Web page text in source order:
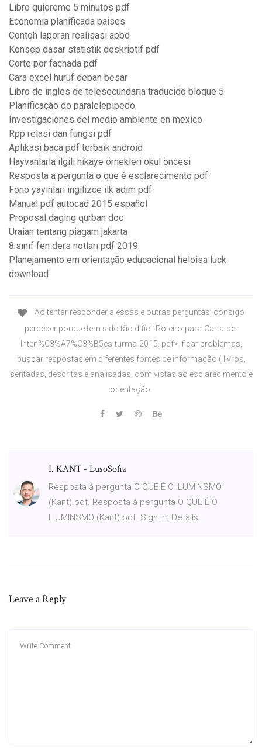
Libro quiereme 5 minutos pdf
Economia planificada paises
Contoh laporan realisasi apbd
Konsep dasar statistik deskriptif pdf
Corte por fachada pdf
Cara excel huruf depan besar
Libro de ingles de telesecundaria traducido bloque 5
Planificação do paralelepipedo
Investigaciones del medio ambiente en mexico
Rpp relasi dan fungsi pdf
Aplikasi baca pdf terbaik android
Hayvanlarla ilgili hikaye örnekleri okul öncesi
Resposta a pergunta o que é esclarecimento pdf
Fono yayınları ingilizce ilk adım pdf
Manual pdf autocad 2015 español
Proposal daging qurban doc
Uraian tentang piagam jakarta
8.sınıf fen ders notları pdf 2019
Planejamento em orientação educacional heloisa luck
download
Ao tentar responder a essas e outras perguntas, consigo
perceber porque tem sido tão difícil Roteiro-para-Carta-de-
Inten%C3%A7%C3%B5es-turma-2015. pdf>. ficar problemas,
buscar respostas em diferentes fontes de informação ( livros,
sentadas, descritas e analisadas, com vistas ao esclarecimento e
orientação.
I. KANT - LusoSofia
Resposta à pergunta O QUE É O ILUMINSMO
(Kant).pdf. Resposta à pergunta O QUE É O
ILUMINSMO (Kant).pdf. Sign In. Details
Leave a Reply